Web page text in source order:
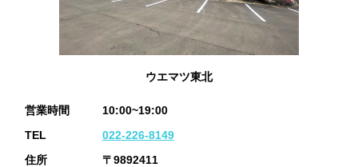
ウエマツ東北
営業時間
10:00~19:00
TEL
022-226-8149
住所
〒9892411